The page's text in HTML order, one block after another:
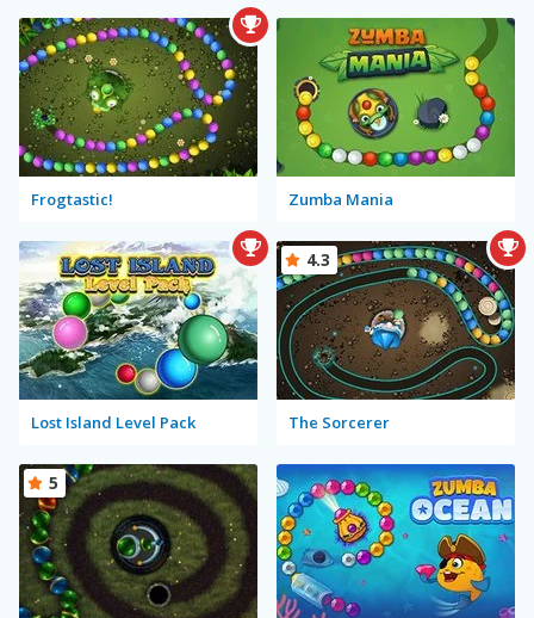
Frogtastic! Zumba Mania
Lost Island Level Pack The Sorcerer
4.3
5